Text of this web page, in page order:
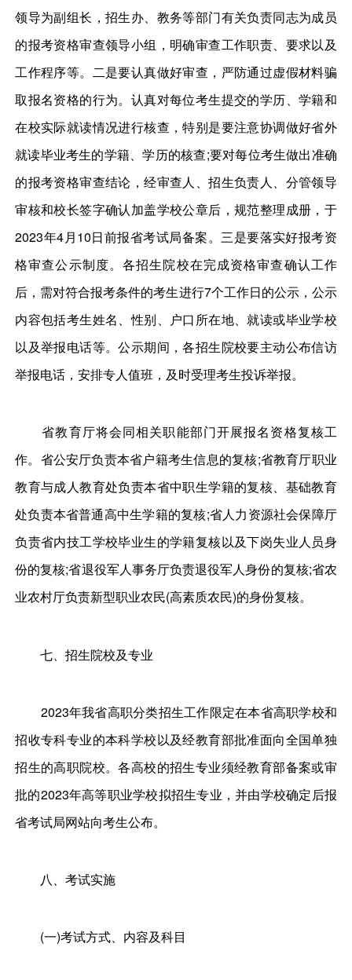
领导为副组长，招生办、教务等部门有关负责同志为成员
的报考资格审查领导小组，明确审查工作职责、要求以及
工作程序等。二是要认真做好审查，严防通过虚假材料骗
取报名资格的行为。认真对每位考生提交的学历、学籍和
在校实际就读情况进行核查，特别是要注意协调做好省外
就读毕业考生的学籍、学历的核查;要对每位考生做出准确
的报考资格审查结论，经审查人、招生负责人、分管领导
审核和校长签字确认加盖学校公章后，规范整理成册，于
2023年4月10日前报省考试局备案。三是要落实好报考资
格审查公示制度。各招生院校在完成资格审查确认工作
后，需对符合报考条件的考生进行7个工作日的公示，公示
内容包括考生姓名、性别、户口所在地、就读或毕业学校
以及举报电话等。公示期间，各招生院校要主动公布信访
举报电话，安排专人值班，及时受理考生投诉举报。
省教育厅将会同相关职能部门开展报名资格复核工
作。省公安厅负责本省户籍考生信息的复核;省教育厅职业
教育与成人教育处负责本省中职生学籍的复核、基础教育
处负责本省普通高中生学籍的复核;省人力资源社会保障厅
负责省内技工学校毕业生的学籍复核以及下岗失业人员身
份的复核;省退役军人事务厅负责退役军人身份的复核;省农
业农村厅负责新型职业农民(高素质农民)的身份复核。
七、招生院校及专业
2023年我省高职分类招生工作限定在本省高职学校和
招收专科专业的本科学校以及经教育部批准面向全国单独
招生的高职院校。各高校的招生专业须经教育部备案或审
批的2023年高等职业学校拟招生专业，并由学校确定后报
省考试局网站向考生公布。
八、考试实施
(一)考试方式、内容及科目